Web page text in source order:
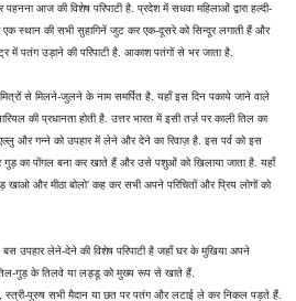
आज की विशेष परिपाटी है. प्रदेश में सधवा महिलाओं द्वारा हल्दी-
स्थान की सभी सुहागिनें जुट कर एक-दूसरे को सिन्दूर लगाती हैं और
में पतंग उड़ाने की परिपाटी है. आकाश पतंगों से भर जाता है.
मित्रों से मिलने-जुलने के नाम समर्पित है. यहाँ इस दिन पकाये जाने वाले
की प्रधानता होती है. उत्तर भारत में इसी तर्ज़ पर काली तिल का
और गन्ने को उपहार में लेने और देने का रिवाज़ है. इस पर्व को इस
गुड़ का पोंगल बना कर खाते हैं और उसे पशुओं को खिलाया जाता है. यहाँ
खाओ और मीठा बोलो’ कह कर सभी अपने परिचितों और प्रिय लोगों को
बस उपहार लेने-देने की विशेष परिपाटी है जहाँ घर के मुखिया अपने
गुड़ के तिलवे या लड्डू को मुख्य रूप से खाते हैं.
स्त्री-पुरुष सभी मैदान या छत पर पतंग और लटाई ले कर निकल पड़ते हैं.